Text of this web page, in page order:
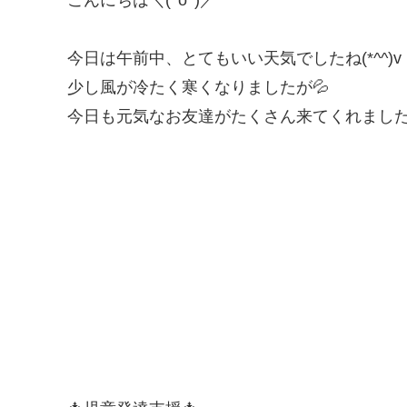
今日は午前中、とてもいい天気でしたね(*^^)v
少し風が冷たく寒くなりましたが💦
今日も元気なお友達がたくさん来てくれまし